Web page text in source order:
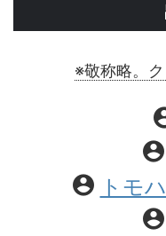
※敬称略。ク
トモ